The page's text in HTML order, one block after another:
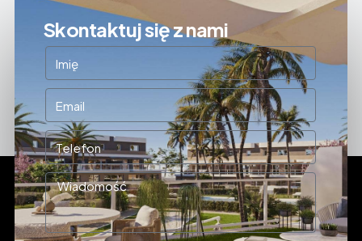
Skontaktuj się z nami